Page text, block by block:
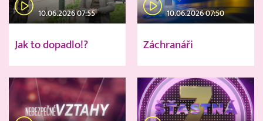
10.06.2026 07:55
Jak to dopadlo!?
10.06.2026 07:50
Záchranáři